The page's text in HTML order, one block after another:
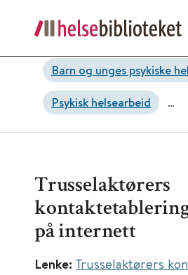
Barn og unges psykiske
Psykisk helsearbeid
Traumer, stress og
Trusselaktørers
på internett
Lenke: Trusselaktørers